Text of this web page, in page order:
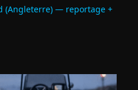
(Angleterre) — reportage +